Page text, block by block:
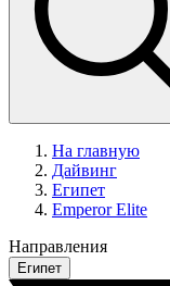
На главную
Дайвинг
Египет
Emperor Elite
Направления
Египет